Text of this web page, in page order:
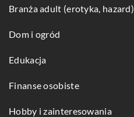
Branża adult (erotyka, hazard)
Dom i ogród
Edukacja
Finanse osobiste
Hobby i zainteresowania